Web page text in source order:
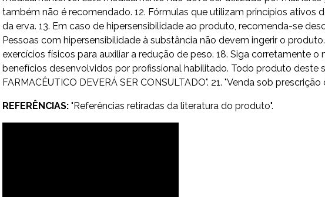
também não é recomendado. 12. Fórmulas que utilizam princípios
da erva. 13. Em caso de hipersensibilidade ao produto, recomenda-se
Pessoas com hipersensibilidade à substância não devem ingerir o
exercícios físicos para auxiliar a redução de peso. 18. Siga corretamente
benefícios desenvolvidos por profissional habilitado. Todo produto deste
FARMACÊUTICO DEVERÁ SER CONSULTADO". 21. "Venda sob
REFERÊNCIAS: "Referências retiradas da literatura do produto".